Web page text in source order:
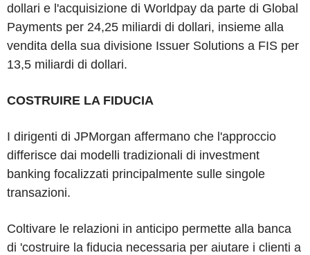
dollari e l'acquisizione di Worldpay da parte di Global
Payments per 24,25 miliardi di dollari, insieme alla
vendita della sua divisione Issuer Solutions a FIS per
13,5 miliardi di dollari.
COSTRUIRE LA FIDUCIA
I dirigenti di JPMorgan affermano che l'approccio
differisce dai modelli tradizionali di investment
banking focalizzati principalmente sulle singole
transazioni.
Coltivare le relazioni in anticipo permette alla banca
di 'costruire la fiducia necessaria per aiutare i clienti a